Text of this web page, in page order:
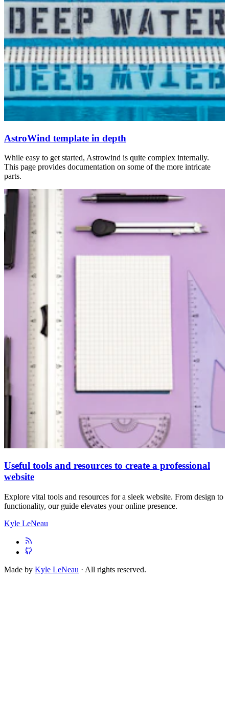
AstroWind template in depth
While easy to get started, Astrowind is quite complex internally.
This page provides documentation on some of the more intricate
parts.
Useful tools and resources to create a professional
website
Explore vital tools and resources for a sleek website. From design to
functionality, our guide elevates your online presence.
Kyle LeNeau
Made by Kyle LeNeau · All rights reserved.